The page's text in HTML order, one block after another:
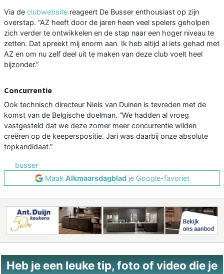
Via de clubwebsite reageert De Busser enthousiast op zijn
overstap. “AZ heeft door de jaren heen veel spelers geholpen
zich verder te ontwikkelen en de stap naar een hoger niveau te
zetten. Dat spreekt mij enorm aan. Ik heb altijd al iets gehad met
AZ en om nu zelf deel uit te maken van deze club voelt heel
bijzonder.”
Concurrentie
Ook technisch directeur Niels van Duinen is tevreden met de
komst van de Belgische doelman. “We hadden al vroeg
vastgesteld dat we deze zomer meer concurrentie wilden
creëren op de keeperspositie. Jari was daarbij onze absolute
topkandidaat.”
busser
Maak Alkmaarsdagbladje Google-favoriet
Heb je een leuke tip, foto of video die je